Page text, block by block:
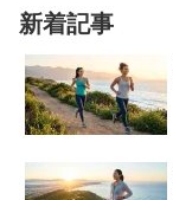
新着記事